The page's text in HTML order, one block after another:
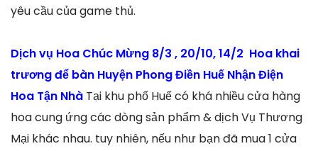
yêu cầu của game thủ.
Dịch vụ Hoa Chúc Mừng 8/3 , 20/10, 14/2 Hoa khai
trương để bàn Huyện Phong Điền Huế Nhận Điện
Hoa Tận Nhà Tại khu phố Huế có khá nhiều cửa hàng
hoa cung ứng các dòng sản phẩm & dịch Vụ Thương
Mại khác nhau. tuy nhiên, nếu như bạn đã mua 1 cửa